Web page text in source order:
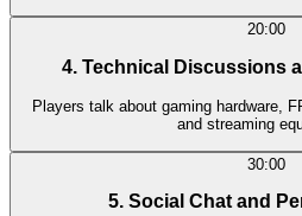
20:00
4. Technical Discussions
Players talk about gaming hardware,
and streaming
30:00
5. Social Chat and